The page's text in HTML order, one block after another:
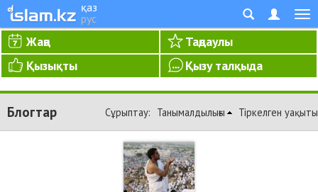
қаз
рус
Жаңа
Таңдаулы
Қызықты
Қызу талқыда
Блогтар Сұрыптау: Танымалдылығы Тіркелген уақыты